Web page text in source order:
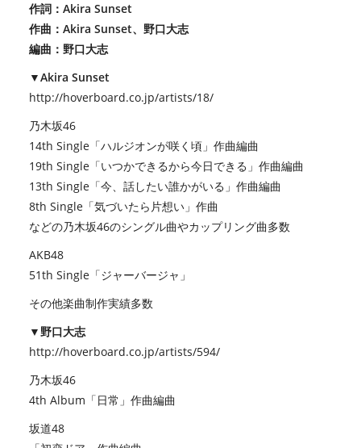
作詞：Akira Sunset
作曲：Akira Sunset、野口大志
編曲：野口大志
▼Akira Sunset
http://hoverboard.co.jp/artists/18/
乃木坂46
14th Single「ハルジオンが咲く頃」作曲編曲
19th Single「いつかできるから今日できる」作曲編曲
13th Single「今、話したい誰かがいる」作曲編曲
8th Single「気づいたら片想い」作曲
などの乃木坂46のシングル曲やカップリング曲多数
AKB48
51th Single「ジャーバージャ」
その他楽曲制作実績多数
▼野口大志
http://hoverboard.co.jp/artists/594/
乃木坂46
4th Album「日常」作曲編曲
坂道48